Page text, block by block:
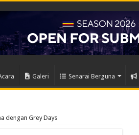
Galeri Senarai Berguna
dengan Grey Days